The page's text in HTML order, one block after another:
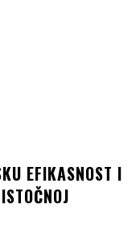
EFIKASNOST I